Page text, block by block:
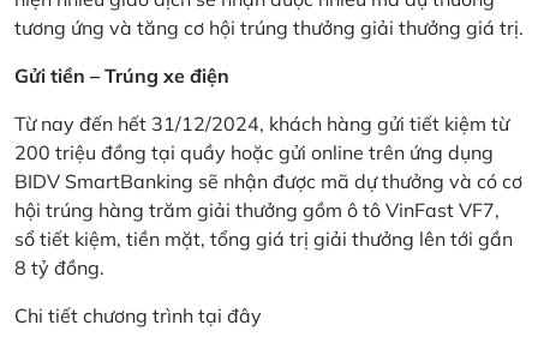
tương ứng và tăng cơ hội trúng thưởng giải thưởng giá trị.
Gửi tiền – Trúng xe điện
Từ nay đến hết 31/12/2024, khách hàng gửi tiết kiệm từ
200 triệu đồng tại quầy hoặc gửi online trên ứng dụng
BIDV SmartBanking sẽ nhận được mã dự thưởng và có cơ
hội trúng hàng trăm giải thưởng gồm ô tô VinFast VF7,
sổ tiết kiệm, tiền mặt, tổng giá trị giải thưởng lên tới gần
8 tỷ đồng.
Chi tiết chương trình tại đây